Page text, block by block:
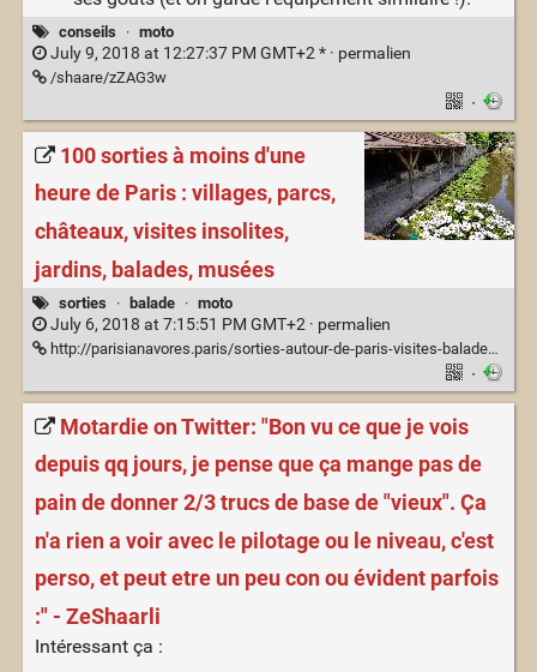
conseils · moto
July 9, 2018 at 12:27:37 PM GMT+2 * · permalien
/shaare/zZAG3w
·
100 sorties à moins d'une
heure de Paris : villages, parcs,
châteaux, visites insolites,
jardins, balades, musées
sorties · balade · moto
July 6, 2018 at 7:15:51 PM GMT+2 · permalien
http://parisianavores.paris/sorties-autour-de-paris-visites-balades-moins-une-heure/
·
Motardie on Twitter: "Bon vu ce que je vois
depuis qq jours, je pense que ça mange pas de
pain de donner 2/3 trucs de base de "vieux". Ça
n'a rien a voir avec le pilotage ou le niveau, c'est
perso, et peut etre un peu con ou évident parfois
:" - ZeShaarli
Intéressant ça :